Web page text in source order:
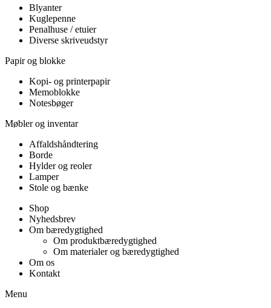
Blyanter
Kuglepenne
Penalhuse / etuier
Diverse skriveudstyr
Papir og blokke
Kopi- og printerpapir
Memoblokke
Notesbøger
Møbler og inventar
Affaldshåndtering
Borde
Hylder og reoler
Lamper
Stole og bænke
Shop
Nyhedsbrev
Om bæredygtighed
Om produktbæredygtighed
Om materialer og bæredygtighed
Om os
Kontakt
Menu